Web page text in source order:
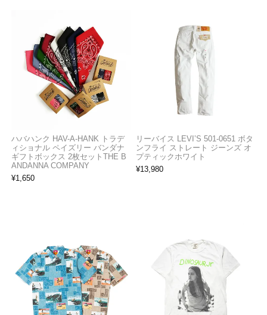
ハバハンク HAV-A-HANK トラデ
ィショナル ペイズリー バンダナ
ギフトボックス 2枚セットTHE B
ANDANNA COMPANY
¥1,650
リーバイス LEVI’S 501-0651 ボタ
ンフライ ストレート ジーンズ オ
プティックホワイト
¥13,980